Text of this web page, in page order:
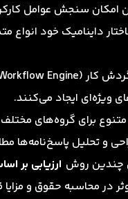
امکان سنجش عوامل
داینامیک خود
ویژه‌ای ایجاد می‌کنند.
برای گروه‌های
و تحلیل
چندین روش ارزیابی بر
در محاسبه حقوق و مزایا